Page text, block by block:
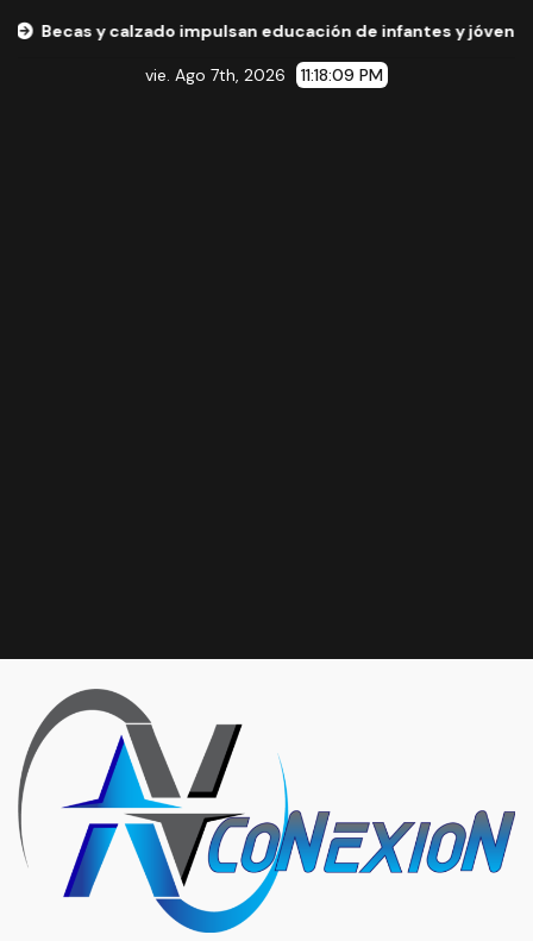
impulsan educación de infantes y jóvenes de La Piedad
vie. Ago 7th, 2026 11:18:10 PM